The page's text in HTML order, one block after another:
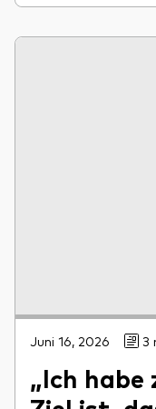
Juni 16, 2026 3
„Ich habe